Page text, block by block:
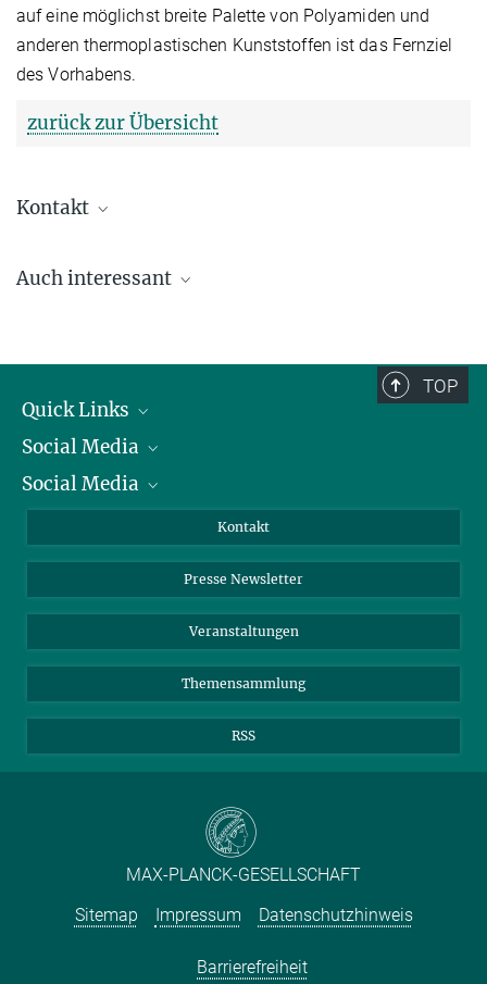
auf eine möglichst breite Palette von Polyamiden und
anderen thermoplastischen Kunststoffen ist das Fernziel
des Vorhabens.
zurück zur Übersicht
Kontakt
+49 89 2108-2504
Auch interessant
Das Max-DePoly-Projekt basiert auf dem neuen Konzept der
geschlossenen Kreislaufwirtschaft: Kunststoffe werden
hergestellt, verwendet und anschließend chemisch zu Monomeren
depolymerisiert. Die Projekt-Website erläutert die Details und stellt
TOP
Quick Links
Präsident
Zahlen und Fakten
Social Media
Bluesky
TikTok
Social Media
Instagram
YouTube
Kontakt
Presse Newsletter
Veranstaltungen
Themensammlung
RSS
MAX-PLANCK-GESELLSCHAFT
Sitemap
Impressum Datenschutzhinweis
Barrierefreiheit